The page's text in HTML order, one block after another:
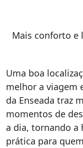
Mais conforto e
Uma boa
melhor a viagem
da Enseada traz
momentos de
a dia, tornando a
prática para